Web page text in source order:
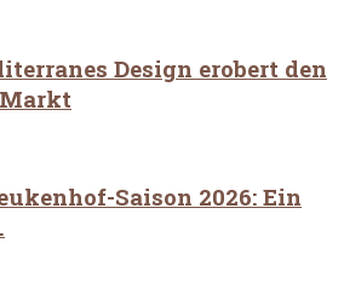
Design erobert den
Saison 2026: Ein